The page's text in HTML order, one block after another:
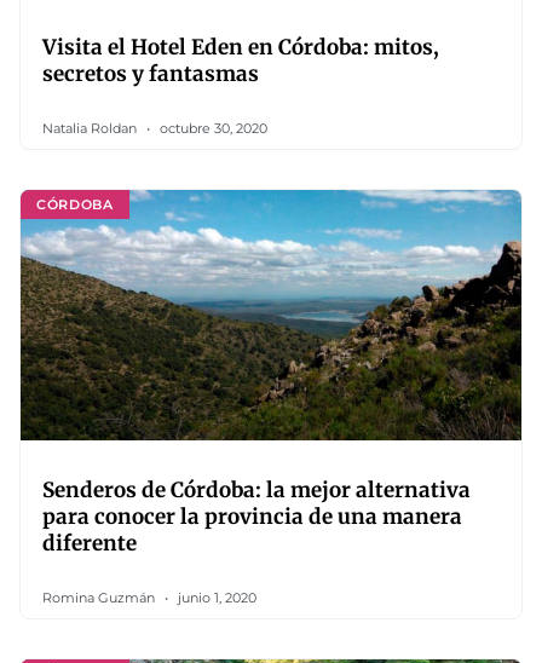
Visita el Hotel Eden en Córdoba: mitos,
secretos y fantasmas
Natalia Roldan octubre 30, 2020
CÓRDOBA
Senderos de Córdoba: la mejor alternativa
para conocer la provincia de una manera
diferente
Romina Guzmán junio 1, 2020